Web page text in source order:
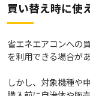
買い替え時に使
省エネエアコンへの
を利用できる場合があ
しかし、対象機種や